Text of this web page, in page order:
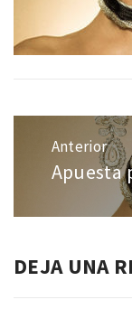
entradas
Anterior
Entrada
Apuesta
DEJA UNA